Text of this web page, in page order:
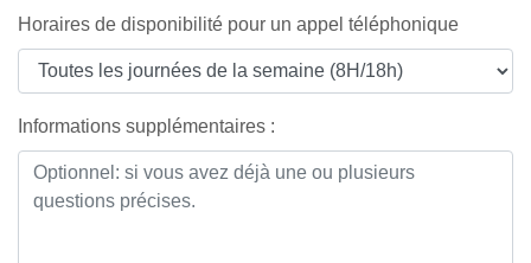
Horaires de disponibilité pour un appel téléphonique
Informations supplémentaires :